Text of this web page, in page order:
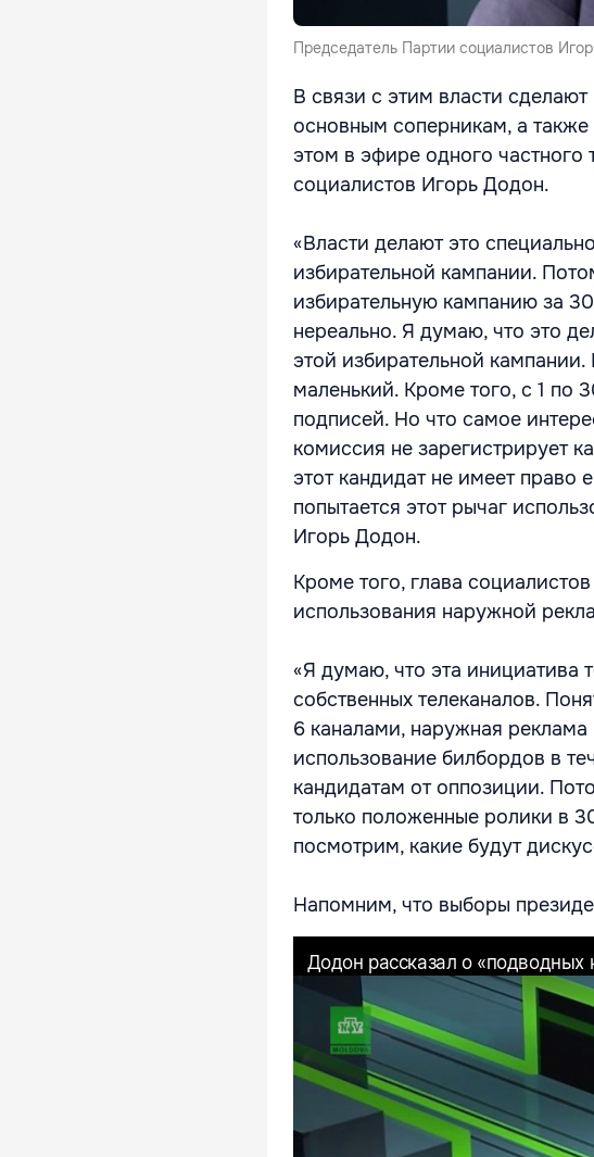
Председатель Партии социалистов
В связи с этим власти
основным соперникам, а
этом в эфире одного частного
социалистов Игорь Додон.
«Власти делают это
избирательной кампании.
избирательную кампанию за
нереально. Я думаю, что это
этой избирательной
маленький. Кроме того, с 1 по
подписей. Но что самое
комиссия не зарегистрирует
этот кандидат не имеет право
попытается этот рычаг
Игорь Додон.
Кроме того, глава
использования наружной
«Я думаю, что эта инициатива
собственных телеканалов.
6 каналами, наружная
использование билбордов в
кандидатам от оппозиции.
только положенные ролики в
посмотрим, какие будут
Напомним, что выборы